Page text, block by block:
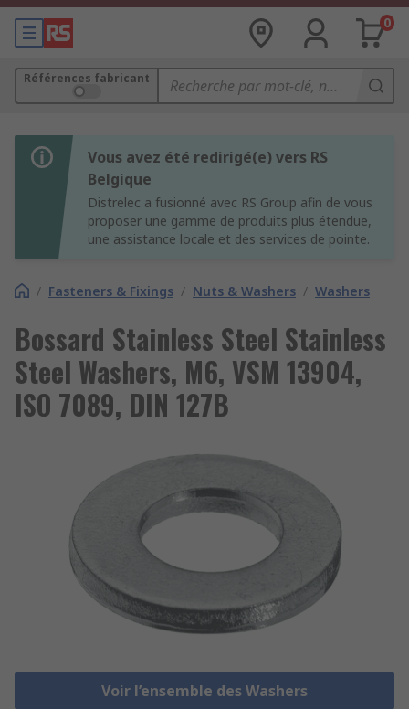
0
Références fabricant
Vous avez été redirigé(e) vers RS
Belgique
Distrelec a fusionné avec RS Group afin de vous
proposer une gamme de produits plus étendue,
une assistance locale et des services de pointe.
/ Fasteners & Fixings / Nuts & Washers / Washers
Bossard Stainless Steel Stainless
Steel Washers, M6, VSM 13904,
ISO 7089, DIN 127B
Voir l’ensemble des Washers